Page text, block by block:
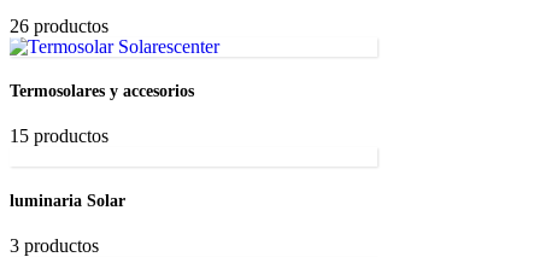
26 productos
Termosolares y accesorios
15 productos
luminaria Solar
3 productos